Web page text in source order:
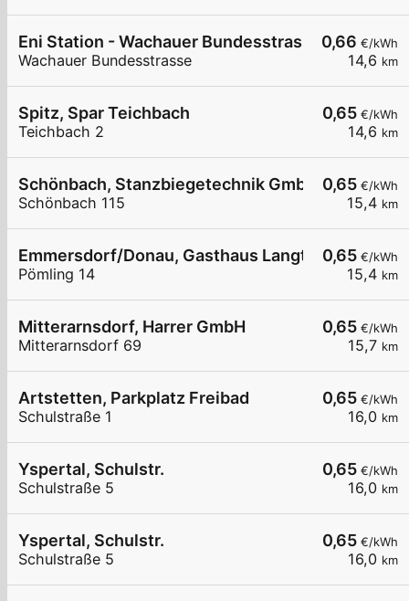
0,66 €/kWh
14,6 km
Eni Station - Wachauer Bundesstrasse
Wachauer Bundesstrasse
0,65 €/kWh
14,6 km
Spitz, Spar Teichbach
Teichbach 2
0,65 €/kWh
15,4 km
Schönbach, Stanzbiegetechnik GmbH
Schönbach 115
0,65 €/kWh
15,4 km
Emmersdorf/Donau, Gasthaus Langthaler
Pömling 14
0,65 €/kWh
15,7 km
Mitterarnsdorf, Harrer GmbH
Mitterarnsdorf 69
0,65 €/kWh
16,0 km
Artstetten, Parkplatz Freibad
Schulstraße 1
0,65 €/kWh
16,0 km
Yspertal, Schulstr.
Schulstraße 5
0,65 €/kWh
16,0 km
Yspertal, Schulstr.
Schulstraße 5